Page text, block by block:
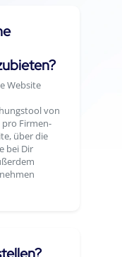
Website
von
Firmen-
über die
bei Dir